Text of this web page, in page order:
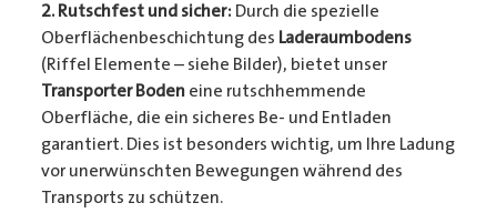
2. Rutschfest und sicher: Durch die spezielle
Oberflächenbeschichtung des Laderaumbodens
(Riffel Elemente – siehe Bilder), bietet unser
Transporter Bodeneine rutschhemmende
Oberfläche, die ein sicheres Be- und Entladen
garantiert. Dies ist besonders wichtig, um Ihre Ladung
vor unerwünschten Bewegungen während des
Transports zu schützen.